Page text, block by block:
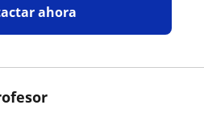
ahora